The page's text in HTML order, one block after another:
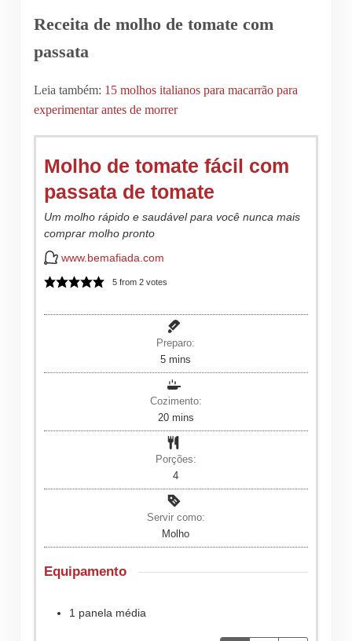
Receita de molho de tomate com
passata
Leia também: 15 molhos italianos para macarrão para
experimentar antes de morrer
Molho de tomate fácil com
passata de tomate
Um molho rápido e saudável para você nunca mais
comprar molho pronto
www.bemafiada.com
5 from2 votes
Preparo:
5minutes
mins
Cozimento:
20minutes
mins
Porções:
4
Servir como:
Molho
Equipamento
1 panela média